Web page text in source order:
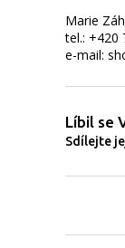
Marie
tel.: +420
e-mail:
Líbil se
Sdílejte